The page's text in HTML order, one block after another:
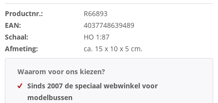
Productnr.:
R66893
EAN:
4037748639489
Schaal:
HO 1:87
Afmeting:
ca. 15 x 10 x 5 cm.
Waarom voor ons kiezen?
Sinds 2007 de speciaal webwinkel voor
modelbussen